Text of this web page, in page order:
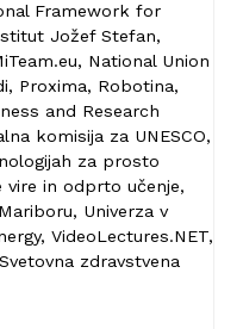
Framework for
Jožef Stefan,
National Union
Proxima, Robotina,
and Research
komisija za UNESCO,
za prosto
in odprto učenje,
Univerza v
VideoLectures.NET,
zdravstvena